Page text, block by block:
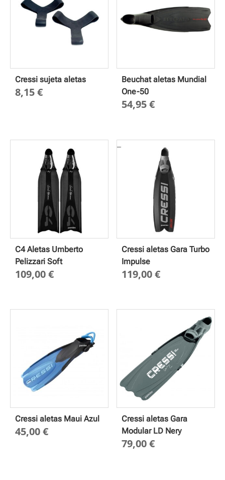
Cressi sujeta aletas
8,15€
Beuchat aletas Mundial
One-50
54,95€
C4 Aletas Umberto
Pelizzari Soft
109,00€
Cressi aletas Gara Turbo
Impulse
119,00€
Cressi aletas Maui Azul
45,00€
Cressi aletas Gara
Modular LD Nery
79,00€